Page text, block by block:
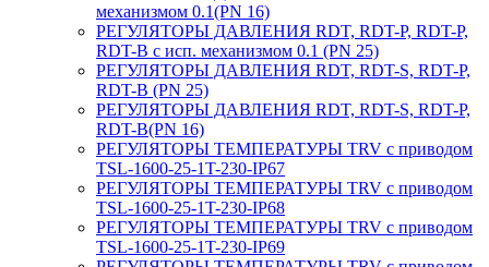
механизмом 0.1(PN 16)
РЕГУЛЯТОРЫ ДАВЛЕНИЯ RDT, RDT-P, RDT-P,
RDT-B с исп. механизмом 0.1 (PN 25)
РЕГУЛЯТОРЫ ДАВЛЕНИЯ RDT, RDT-S, RDT-P,
RDT-B (PN 25)
РЕГУЛЯТОРЫ ДАВЛЕНИЯ RDT, RDT-S, RDT-P,
RDT-B(PN 16)
РЕГУЛЯТОРЫ ТЕМПЕРАТУРЫ TRV с приводом
TSL-1600-25-1T-230-IP67
РЕГУЛЯТОРЫ ТЕМПЕРАТУРЫ TRV с приводом
TSL-1600-25-1T-230-IP68
РЕГУЛЯТОРЫ ТЕМПЕРАТУРЫ TRV с приводом
TSL-1600-25-1T-230-IP69